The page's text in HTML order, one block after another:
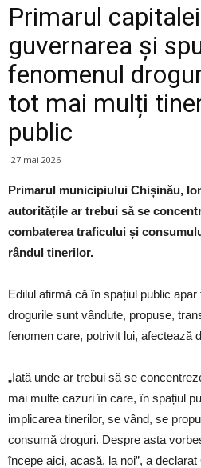
Primarul
guvernarea și
fenomenul
tot mai mulți
public
27 mai 2026
Primarul municipiului Chișinău,
autoritățile ar trebui să se
combaterea traficului și
rândul tinerilor.
Edilul afirmă că în spațiul public
drogurile sunt vândute, propuse,
fenomen care, potrivit lui, afectează
„Iată unde ar trebui să se
mai multe cazuri în care, în spațiul
implicarea tinerilor, se vând, se
consumă droguri. Despre asta
începe aici, acasă, la noi”, a declarat